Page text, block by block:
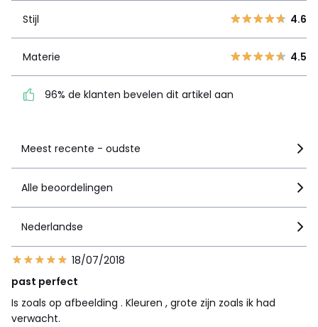
1
2 1
96% de klanten bevelen
dit artikel aan
Stijl 4.6
Materie 4.5
96% de klanten bevelen dit artikel aan
Meest recente - oudste
Alle beoordelingen
Nederlandse
18/07/2018
past perfect
Is zoals op afbeelding . Kleuren , grote zijn zoals ik had
verwacht.